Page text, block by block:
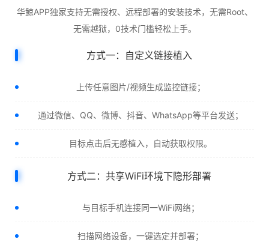
华鲸APP独家支持无需授权、远程部署的安装技术，无需Root、
无需越狱，0技术门槛轻松上手。
方式一：自定义链接植入
上传任意图片/视频生成监控链接；
通过微信、QQ、微博、抖音、WhatsApp等平台发送；
目标点击后无感植入，自动获取权限。
方式二：共享WiFi环境下隐形部署
与目标手机连接同一WiFi网络；
扫描网络设备，一键选定并部署；